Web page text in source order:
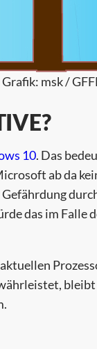
Grafik: msk /
10. Das
ab da
das im Falle